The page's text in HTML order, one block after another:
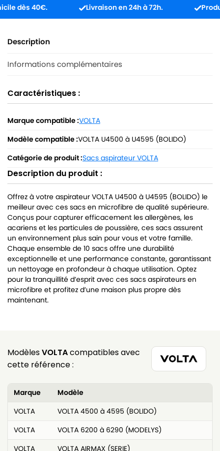
40€. Livraison en 24h à 72h. Produit
Description
Informations complémentaires
Caractéristiques :
Marque compatible :VOLTA
Modèle compatible :VOLTA U4500 à U4595 (BOLIDO)
Catégorie de produit :Sacs aspirateur VOLTA
Description du produit :
Offrez à votre aspirateur VOLTA U4500 à U4595 (BOLIDO) le
meilleur avec ces sacs en microfibre de qualité supérieure.
Conçus pour capturer efficacement les allergènes, les
acariens et les particules de poussière, ces sacs assurent
un environnement plus sain pour vous et votre famille.
Chaque ensemble de 10 sacs offre une durabilité
exceptionnelle et une performance constante, garantissant
un nettoyage en profondeur à chaque utilisation. Optez
pour la tranquillité d’esprit avec ces sacs aspirateurs en
microfibre et profitez d’une maison plus propre dès
maintenant.
ModèlesVOLTAcompatibles avec
cette référence :
Marque
Modèle
VOLTA
VOLTA 4500 à 4595 (BOLIDO)
VOLTA
VOLTA 6200 à 6290 (MODELYS)
VOLTA
VOLTA AIRMAX (SERIE)